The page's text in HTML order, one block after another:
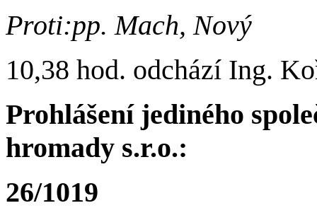
Proti:pp. Mach, Nový
10,38 hod. odchází Ing.
Prohlášení jediného
hromady s.r.o.:
26/1019